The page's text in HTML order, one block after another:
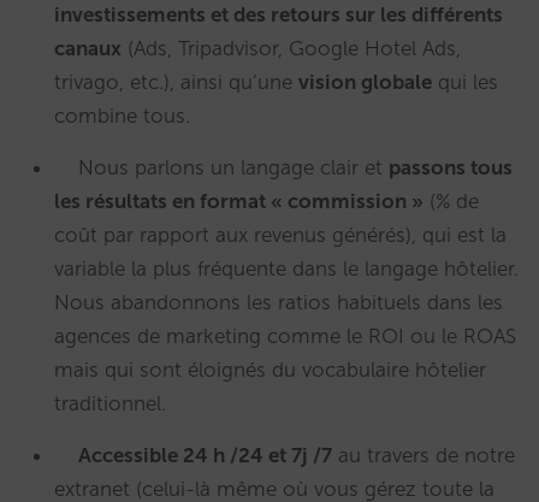
investissements et des retours sur les différents
canaux (Ads, Tripadvisor, Google Hotel Ads,
trivago, etc.), ainsi qu’une vision globale qui les
combine tous.
Nous parlons un langage clair et passons tous
les résultats en format « commission » (% de
coût par rapport aux revenus générés), qui est la
variable la plus fréquente dans le langage hôtelier.
Nous abandonnons les ratios habituels dans les
agences de marketing comme le ROI ou le ROAS
mais qui sont éloignés du vocabulaire hôtelier
traditionnel.
Accessible 24 h /24 et 7j /7 au travers de notre
extranet (celui-là même où vous gérez toute la